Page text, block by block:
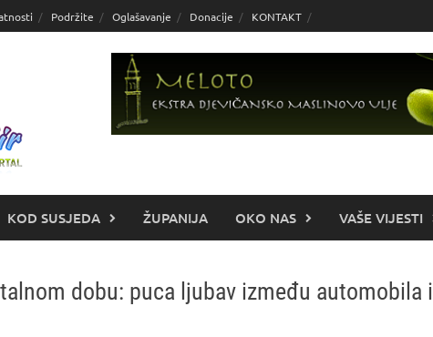
Podržite Oglašavanje Donacije KONTAKT
KOD SUSJEDA ŽUPANIJA OKO NAS VAŠE VIJESTI
dobu: puca ljubav između automobila i